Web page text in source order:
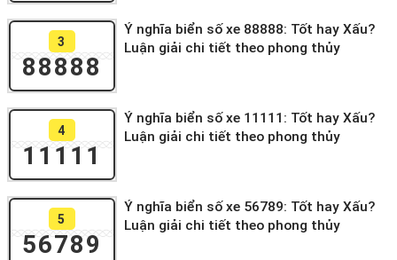
3
88888
Ý nghĩa biển số xe 88888: Tốt hay Xấu?
Luận giải chi tiết theo phong thủy
4
11111
Ý nghĩa biển số xe 11111: Tốt hay Xấu?
Luận giải chi tiết theo phong thủy
5
56789
Ý nghĩa biển số xe 56789: Tốt hay Xấu?
Luận giải chi tiết theo phong thủy